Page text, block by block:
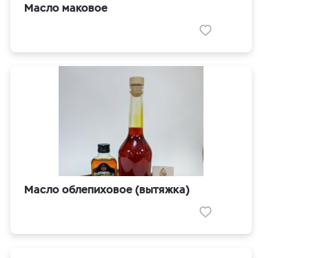
Масло маковое
Масло облепиховое (вытяжка)